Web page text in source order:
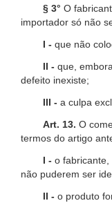
§ 3° O
importador só não
I - que não
II - que,
defeito inexiste;
III - a culpa
Art. 13. O
termos do artigo
I - o
não puderem ser
II - o produto